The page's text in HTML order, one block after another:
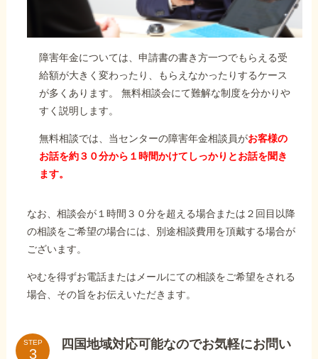
障害年金については、申請書の書き方一つでもらえる受
給額が大きく変わったり、もらえなかったりするケース
が多くあります。 無料相談会にて難解な制度を分かりや
すく説明します。
無料相談では、当センターの障害年金相談員がお客様の
お話を約３０分から１時間かけてしっかりとお話を聞き
ます。
なお、相談会が１時間３０分を超える場合または２回目以降
の相談をご希望の場合には、別途相談費用を頂戴する場合が
ございます。
やむを得ずお電話またはメールにての相談をご希望をされる
場合、その旨をお伝えいただきます。
STEP
四国地域対応可能なのでお気軽にお問い